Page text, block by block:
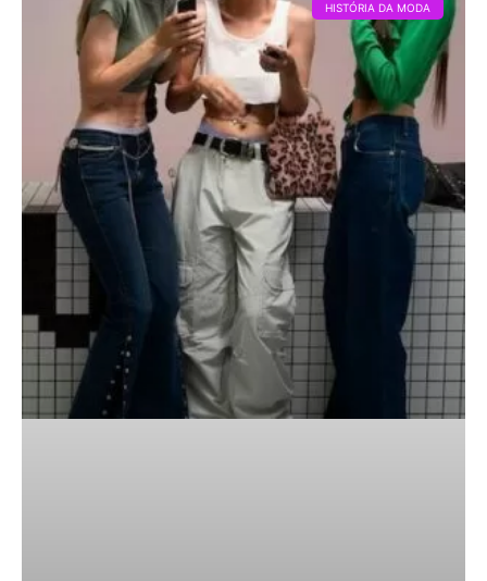
HISTÓRIA DA MODA